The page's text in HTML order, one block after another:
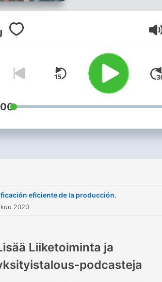
eficiente de la producción.
2020
Liiketoiminta ja
podcasteja